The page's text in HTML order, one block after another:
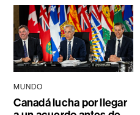
MUNDO
Canadá lucha por llegar